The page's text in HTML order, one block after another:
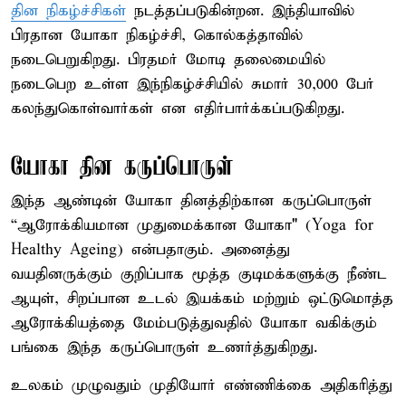
தின நிகழ்ச்சிகள் நடத்தப்படுகின்றன. இந்தியாவில்
பிரதான யோகா நிகழ்ச்சி, கொல்கத்தாவில்
நடைபெறுகிறது. பிரதமர் மோடி தலைமையில்
நடைபெற உள்ள இந்நிகழ்ச்சியில் சுமார் 30,000 பேர்
கலந்துகொள்வார்கள் என எதிர்பார்க்கப்படுகிறது.
யோகா தின கருப்பொருள்
இந்த ஆண்டின் யோகா தினத்திற்கான கருப்பொருள்
“ஆரோக்கியமான முதுமைக்கான யோகா" (Yoga for
Healthy Ageing) என்பதாகும். அனைத்து
வயதினருக்கும் குறிப்பாக மூத்த குடிமக்களுக்கு நீண்ட
ஆயுள், சிறப்பான உடல் இயக்கம் மற்றும் ஒட்டுமொத்த
ஆரோக்கியத்தை மேம்படுத்துவதில் யோகா வகிக்கும்
பங்கை இந்த கருப்பொருள் உணர்த்துகிறது.
உலகம் முழுவதும் முதியோர் எண்ணிக்கை அதிகரித்து